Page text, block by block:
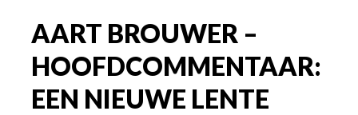
AART BROUWER –
HOOFDCOMMENTAAR:
EEN NIEUWE LENTE